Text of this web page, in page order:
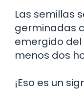
Las semillas
germinadas
emergido del
menos dos
¡Eso es un